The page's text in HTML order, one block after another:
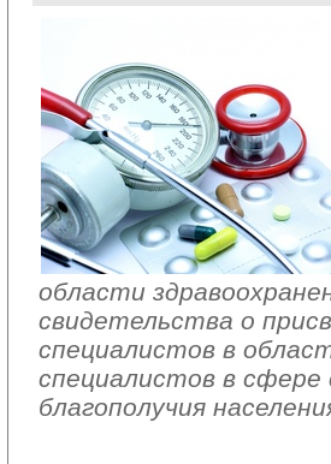
области
свидетельства о
специалистов в
специалистов в сфере
благополучия